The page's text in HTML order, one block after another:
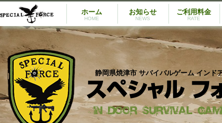
ホーム
HOME
お知らせ
NEWS
ご利用料金
RATE
静岡県焼津市 サバイバルゲーム インド